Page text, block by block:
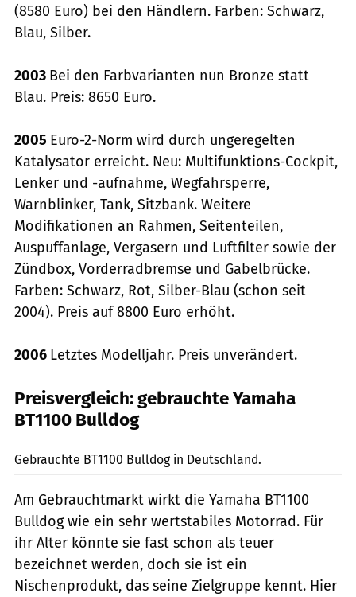
(8580 Euro) bei den Händlern. Farben: Schwarz,
Blau, Silber.
2003 Bei den Farbvarianten nun Bronze statt
Blau. Preis: 8650 Euro.
2005 Euro-2-Norm wird durch ungeregelten
Katalysator erreicht. Neu: Multifunktions-Cockpit,
Lenker und -aufnahme, Wegfahrsperre,
Warnblinker, Tank, Sitzbank. Weitere
Modifikationen an Rahmen, Seitenteilen,
Auspuffanlage, Vergasern und Luftfilter sowie der
Zündbox, Vorderradbremse und Gabelbrücke.
Farben: Schwarz, Rot, Silber-Blau (schon seit
2004). Preis auf 8800 Euro erhöht.
2006 Letztes Modelljahr. Preis unverändert.
Preisvergleich: gebrauchte Yamaha
BT1100 Bulldog
Gebrauchte BT1100 Bulldog in Deutschland.
Am Gebrauchtmarkt wirkt die Yamaha BT1100
Bulldog wie ein sehr wertstabiles Motorrad. Für
ihr Alter könnte sie fast schon als teuer
bezeichnet werden, doch sie ist ein
Nischenprodukt, das seine Zielgruppe kennt. Hier